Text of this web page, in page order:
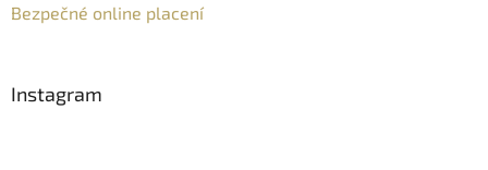
Bezpečné online placení
Instagram